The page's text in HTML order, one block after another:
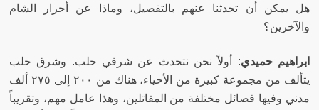
هل يمكن أن تحدثنا عنهم بالتفصيل، وماذا عن أحرار الشام
والآخرين؟
ابراهيم حميدي: أولاً نحن نتحدث عن شرقي حلب. وشرق حلب
يتألف من مجموعة كبيرة من الأحياء، هناك من ٢٠٠ إلى ٢٧٥ ألف
مدني وفيها فصائل مختلفة من المقاتلين، وهذا عامل مهم، وتقريباً